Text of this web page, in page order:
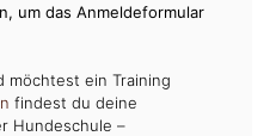
um das Anmeldeformular
möchtest ein Training
findest du deine
Hundeschule –